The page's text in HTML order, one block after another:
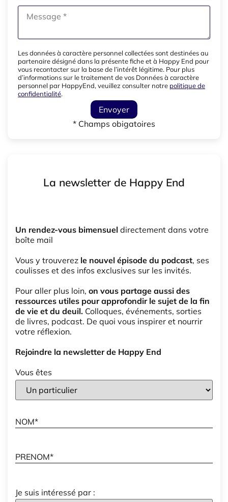
Les données à caractère personnel collectées sont destinées au
partenaire désigné dans la présente fiche et à Happy End pour
vous recontacter sur la base de l’intérêt légitime. Pour plus
d’informations sur le traitement de vos Données à caractère
personnel par HappyEnd, veuillez consulter notre politique de
confidentialité.
Envoyer
* Champs obigatoires
La newsletter de Happy End
Un rendez-vous bimensuel directement dans votre
boîte mail
Vous y trouverez le nouvel épisode du podcast, ses
coulisses et des infos exclusives sur les invités.
Pour aller plus loin, on vous partage aussi des
ressources utiles pour approfondir le sujet de la fin
de vie et du deuil. Colloques, événements, sorties
de livres, podcast. De quoi vous inspirer et nourrir
votre réflexion.
Rejoindre la newsletter de Happy End
Vous êtes
Je suis intéressé par :